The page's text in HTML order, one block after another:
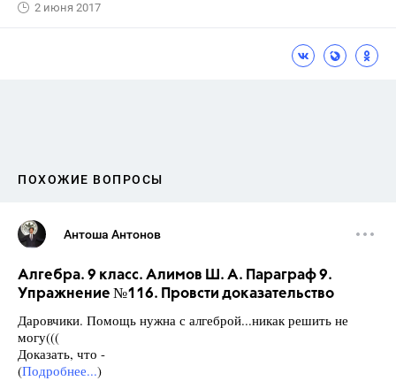
2 июня 2017
ПОХОЖИЕ ВОПРОСЫ
Антоша Антонов
Алгебра. 9 класс. Алимов Ш. А. Параграф 9.
Упражнение №116. Провсти доказательство
Даровчики. Помощь нужна с алгеброй...никак решить не
могу(((
Доказать, что -
(Подробнее...)